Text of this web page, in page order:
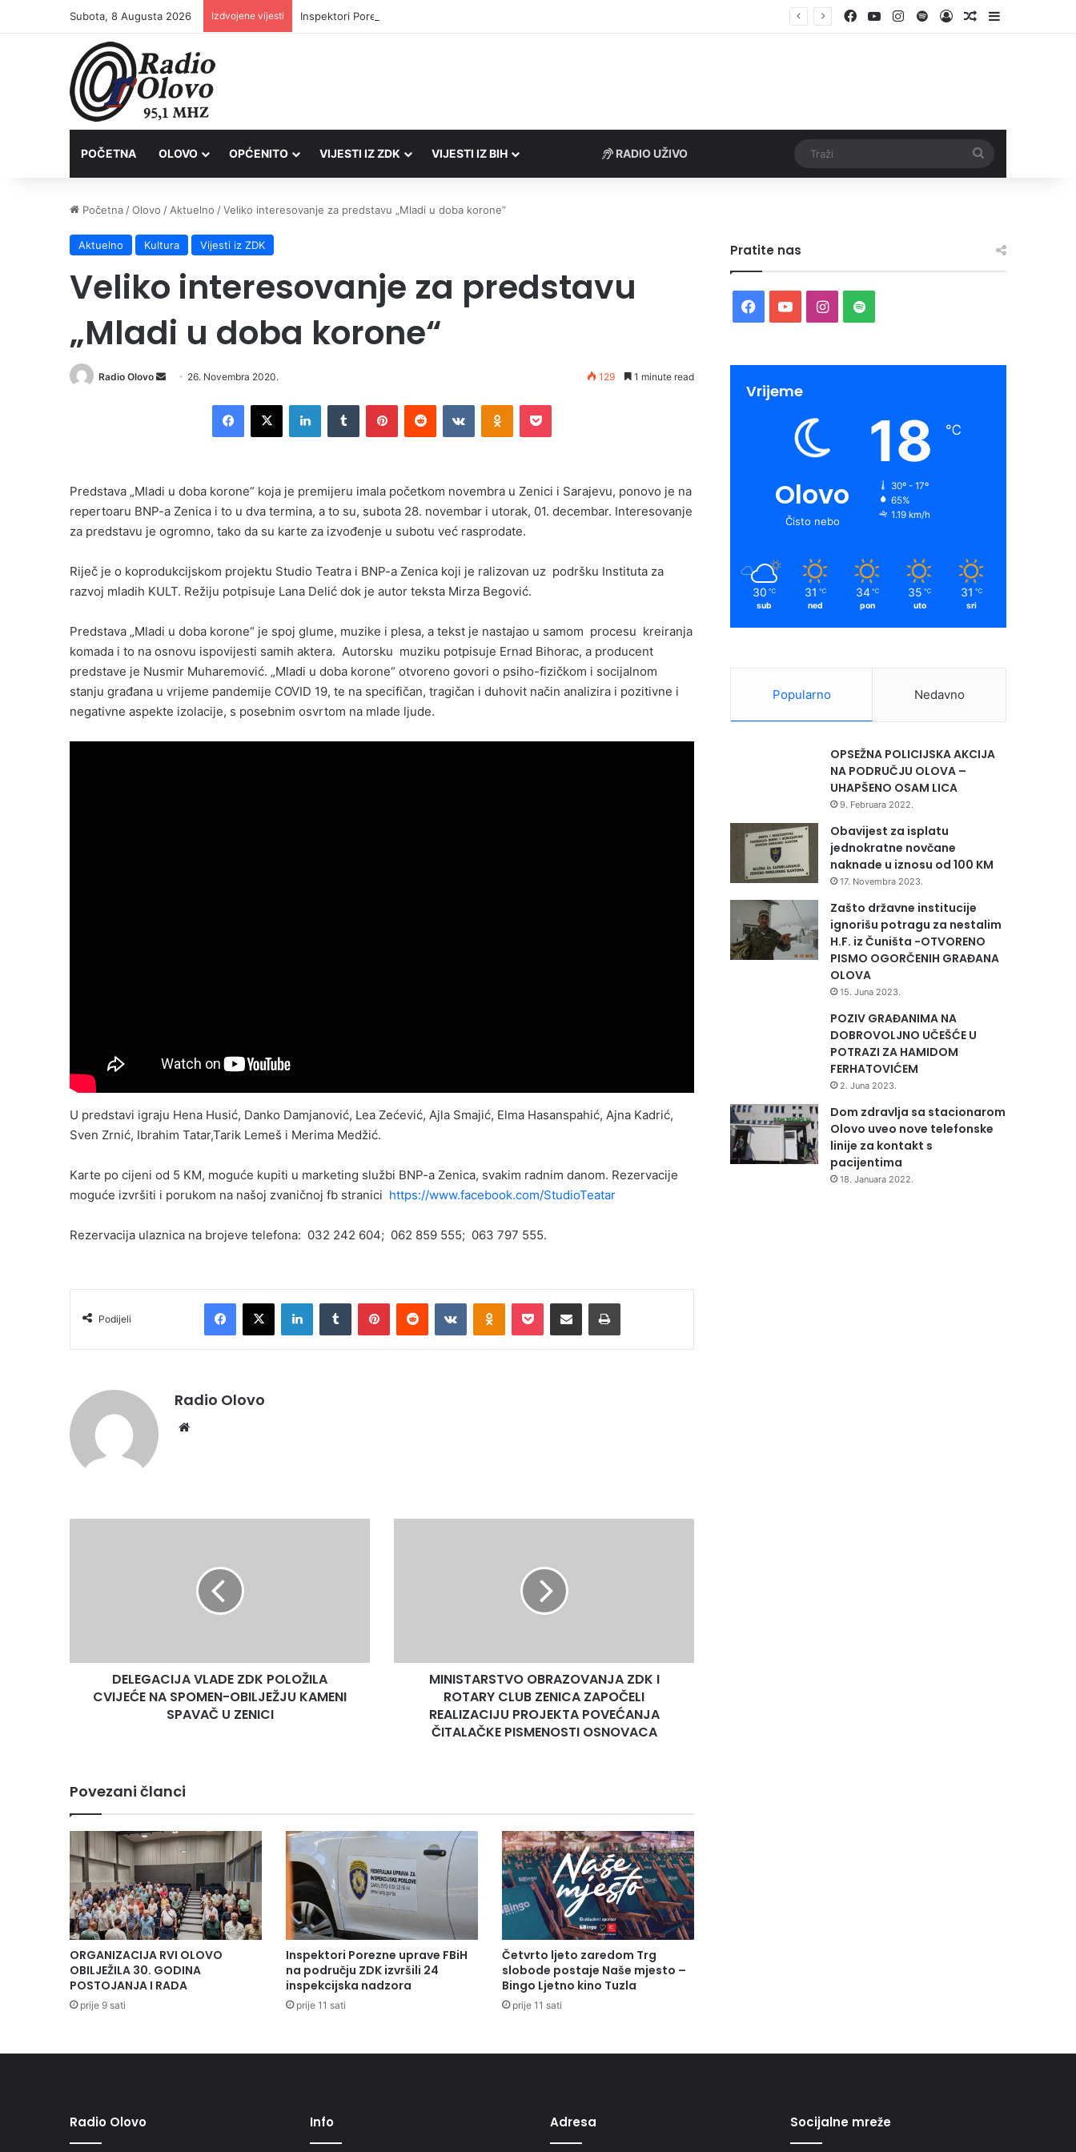
Subota, 8 Augusta 2026 Izdvojene vijesti Inspektori Porezne uprave FBiH na području ZDK izvršili 24 inspekcijska nadzora Facebook
YouTubeInstagram
SpotifyLog InRandom Article
Sidebar
POČETNA OLOVO OPĆENITO VIJESTI IZ ZDK VIJESTI IZ BIH RADIO UŽIVO
Početna /Olovo / Aktuelno /Veliko interesovanje za predstavu „Mladi u doba korone“
Aktuelno Kultura Vijesti iz ZDK
Veliko interesovanje za predstavu
„Mladi u doba korone“
Radio Olovo
Send 26. Novembra 2020. 129 1 minute read
Facebook
X LinkedInTumblr PinterestReddit VKontakteOdnoklassniki
Pocket
Predstava „Mladi u doba korone“ koja je premijeru imala početkom novembra u Zenici i Sarajevu, ponovo je na
repertoaru BNP-a Zenica i to u dva termina, a to su, subota 28. novembar i utorak, 01. decembar. Interesovanje
za predstavu je ogromno, tako da su karte za izvođenje u subotu već rasprodate.
Riječ je o koprodukcijskom projektu Studio Teatra i BNP-a Zenica koji je ralizovan uz podršku Instituta za
razvoj mladih KULT. Režiju potpisuje Lana Delić dok je autor teksta Mirza Begović.
Predstava „Mladi u doba korone“ je spoj glume, muzike i plesa, a tekst je nastajao u samom procesu kreiranja
komada i to na osnovu ispovijesti samih aktera. Autorsku muziku potpisuje Ernad Bihorac, a producent
predstave je Nusmir Muharemović. „Mladi u doba korone“ otvoreno govori o psiho-fizičkom i socijalnom
stanju građana u vrijeme pandemije COVID 19, te na specifičan, tragičan i duhovit način analizira i pozitivne i
negativne aspekte izolacije, s posebnim osvrtom na mlade ljude.
U predstavi igraju Hena Husić, Danko Damjanović, Lea Zećević, Ajla Smajić, Elma Hasanspahić, Ajna Kadrić,
Sven Zrnić, Ibrahim Tatar,Tarik Lemeš i Merima Medžić.
Karte po cijeni od 5 KM, moguće kupiti u marketing službi BNP-a Zenica, svakim radnim danom. Rezervacije
moguće izvršiti i porukom na našoj zvaničnoj fb stranici https://www.facebook.com/StudioTeatar
Rezervacija ulaznica na brojeve telefona: 032 242 604; 062 859 555; 063 797 555.
Podijeli
Facebook
X LinkedInTumblr PinterestReddit VKontakteOdnoklassniki
Pocket Podijeli putem Emaila Print
Radio Olovo
KAMENI
DELEGACIJA VLADE ZDK POLOŽILA
CVIJEĆE NA SPOMEN-OBILJEŽJU KAMENI
SPAVAČ U ZENICI
REALIZACIJU
PROJEKTA
POVEĆANJA
ČITALAČKE
PISMENOSTI
MINISTARSTVO OBRAZOVANJA ZDK I
ROTARY CLUB ZENICA ZAPOČELI
REALIZACIJU PROJEKTA POVEĆANJA
ČITALAČKE PISMENOSTI OSNOVACA
Povezani članci
ORGANIZACIJA RVI OLOVO
OBILJEŽILA 30. GODINA
POSTOJANJA I RADA
prije 9 sati
Inspektori Porezne uprave FBiH
na području ZDK izvršili 24
inspekcijska nadzora
prije 11 sati
Četvrto ljeto zaredom Trg
slobode postaje Naše mjesto –
Bingo Ljetno kino Tuzla
prije 11 sati
Pratite nas
Facebook
YouTubeInstagram
Spotify
Vrijeme
Olovo
Čisto nebo
18 ℃
30º - 17º
65%
1.19 km/h
30 ℃
sub
31 ℃
ned
34 ℃
pon
35 ℃
uto
31 ℃
sri
Popularno Nedavno
OPSEŽNA POLICIJSKA AKCIJA
NA PODRUČJU OLOVA –
UHAPŠENO OSAM LICA
9. Februara 2022.
Obavijest za isplatu
jednokratne novčane
naknade u iznosu od 100 KM
17. Novembra 2023.
Zašto državne institucije
ignorišu potragu za nestalim
H.F. iz Čuništa -OTVORENO
PISMO OGORČENIH GRAĐANA
OLOVA
15. Juna 2023.
POZIV GRAĐANIMA NA
DOBROVOLJNO UČEŠĆE U
POTRAZI ZA HAMIDOM
FERHATOVIĆEM
2. Juna 2023.
Dom zdravlja sa stacionarom
Olovo uveo nove telefonske
linije za kontakt s
pacijentima
18. Januara 2022.
Radio Olovo Info Adresa Socijalne mreže